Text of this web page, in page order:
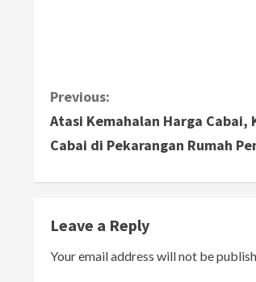
C
o
i
n
Previous:
Atasi Kemahalan Harga Cabai,
Cabai di Pekarangan Rumah
Leave a Reply
Your email address will not be